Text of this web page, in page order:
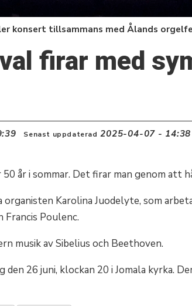
konsert tillsammans med Ålands
firar med
Senast uppdaterad 2025-04-07 - 14:38
år i sommar. Det firar man genom att
organisten Karolina Juodelyte, som
Poulenc.
musik av Sibelius och Beethoven.
26 juni, klockan 20 i Jomala kyrka.